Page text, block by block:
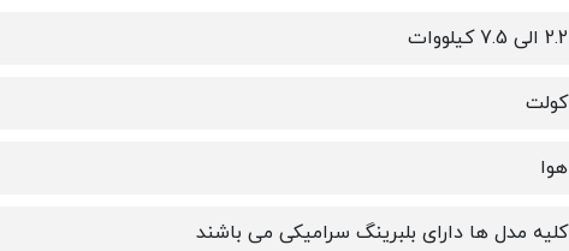
2.2 الی 7.5 کیلووات
کولت
هوا
کلیه مدل ها دارای بلبرینگ سرامیکی می باشند